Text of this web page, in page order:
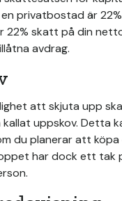
privatbostad är
22% skatt på din
avdrag.
att skjuta upp
uppskov. Detta
du planerar att köpa
har dock ett tak